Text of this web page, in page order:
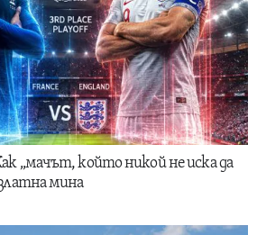
„мачът, който никой не иска да
златна мина